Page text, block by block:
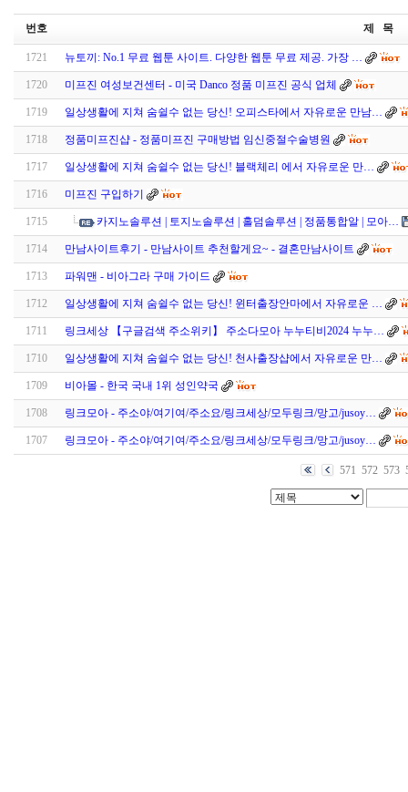
번호 제 목
1721 뉴토끼: No.1 무료 웹툰 사이트. 다양한 웹툰 무료 제공. 가장 …
1720 미프진 여성보건센터 - 미국 Danco 정품 미프진 공식 업체
1719 일상생활에 지쳐 숨쉴수 없는 당신! 오피스타에서 자유로운 만남…
1718 정품미프진샵 - 정품미프진 구매방법 임신중절수술병원
1717 일상생활에 지쳐 숨쉴수 없는 당신! 블랙체리 에서 자유로운 만…
1716 미프진 구입하기
1715 카지노솔루션 | 토지노솔루션 | 홀덤솔루션 | 정품통합알 | 모아…
1714 만남사이트후기 - 만남사이트 추천할게요~ - 결혼만남사이트
1713 파워맨 - 비아그라 구매 가이드
1712 일상생활에 지쳐 숨쉴수 없는 당신! 윈터출장안마에서 자유로운 …
1711 링크세상 【구글검색 주소위키】 주소다모아 누누티비2024 누누…
1710 일상생활에 지쳐 숨쉴수 없는 당신! 천사출장샵에서 자유로운 만…
1709 비아몰 - 한국 국내 1위 성인약국
1708 링크모아 - 주소야/여기여/주소요/링크세상/모두링크/망고/jusoy…
1707 링크모아 - 주소야/여기여/주소요/링크세상/모두링크/망고/jusoy…
571 572 573